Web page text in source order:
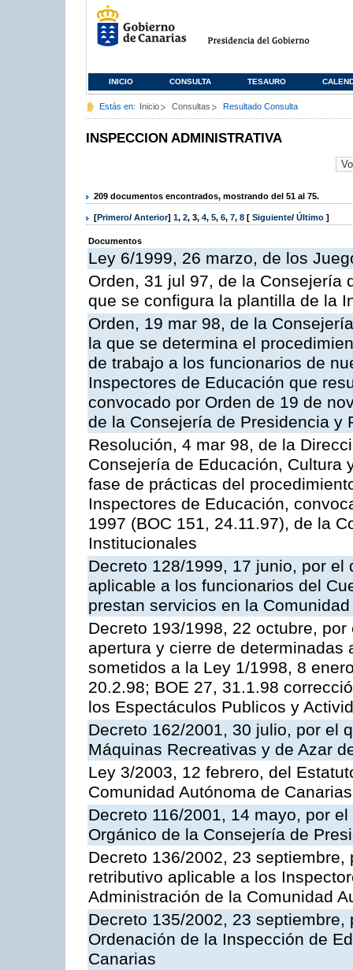
INICIO CONSULTA TESAURO
Estás en: Inicio Consultas Resultado Consulta
INSPECCION ADMINISTRATIVA
209 documentos encontrados, mostrando del 51 al 75.
[Primero/ Anterior] 1, 2, 3, 4, 5, 6, 7, 8 [ Siguiente/ Último ]
Documentos
Ley 6/1999, 26 marzo, de los
Orden, 31 jul 97, de la Consejería
que se configura la plantilla de la
Orden, 19 mar 98, de la
la que se determina el
de trabajo a los funcionarios de
Inspectores de Educación que
convocado por Orden de 19 de
de la Consejería de Presidencia y
Resolución, 4 mar 98, de la
Consejería de Educación, Cultura
fase de prácticas del
Inspectores de Educación,
1997 (BOC 151, 24.11.97), de la
Institucionales
Decreto 128/1999, 17 junio, por
aplicable a los funcionarios del
prestan servicios en la
Decreto 193/1998, 22 octubre,
apertura y cierre de
sometidos a la Ley 1/1998, 8
20.2.98; BOE 27, 31.1.98
los Espectáculos Publicos y
Decreto 162/2001, 30 julio, por el
Máquinas Recreativas y de Azar
Ley 3/2003, 12 febrero, del
Comunidad Autónoma de Canarias
Decreto 116/2001, 14 mayo, por
Orgánico de la Consejería de
Decreto 136/2002, 23
retributivo aplicable a los
Administración de la Comunidad
Decreto 135/2002, 23
Ordenación de la Inspección de
Canarias